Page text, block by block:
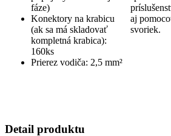
fáze)
Konektory na krabicu
(ak sa má skladovať
kompletná krabica):
160ks
Prierez vodiča: 2,5 mm²
aj
svoriek.
Detail produktu